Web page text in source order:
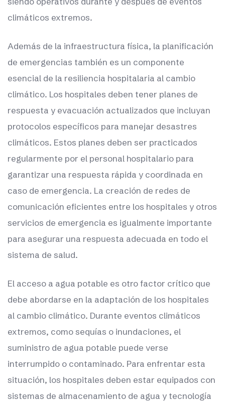
climáticos extremos.
Además de la infraestructura física, la planificación
de emergencias también es un componente
esencial de la resiliencia hospitalaria al cambio
climático. Los hospitales deben tener planes de
respuesta y evacuación actualizados que incluyan
protocolos específicos para manejar desastres
climáticos. Estos planes deben ser practicados
regularmente por el personal hospitalario para
garantizar una respuesta rápida y coordinada en
caso de emergencia. La creación de redes de
comunicación eficientes entre los hospitales y otros
servicios de emergencia es igualmente importante
para asegurar una respuesta adecuada en todo el
sistema de salud.
El acceso a agua potable es otro factor crítico que
debe abordarse en la adaptación de los hospitales
al cambio climático. Durante eventos climáticos
extremos, como sequías o inundaciones, el
suministro de agua potable puede verse
interrumpido o contaminado. Para enfrentar esta
situación, los hospitales deben estar equipados con
sistemas de almacenamiento de agua y tecnología